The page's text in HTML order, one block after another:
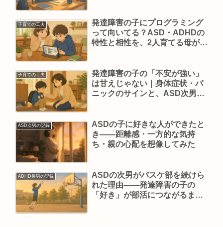
子育ての工夫
発達障害の子にプログラミング
って向いてる？ASD・ADHDの
特性と相性を、2人育てる母が考
子育ての工夫
発達障害の子の「不安が強い」
は甘えじゃない｜身体症状・パ
ニックのサインと、ASD次男に
ASD次男の記録
ASDの子に好きな人ができたと
き——距離感・一方的な気持
ち・親の心配を想像してみた
ADHD長男の記録
ASDの次男がバスケ部を続けら
れた理由——発達障害の子の
「好き」が部活につながるまで